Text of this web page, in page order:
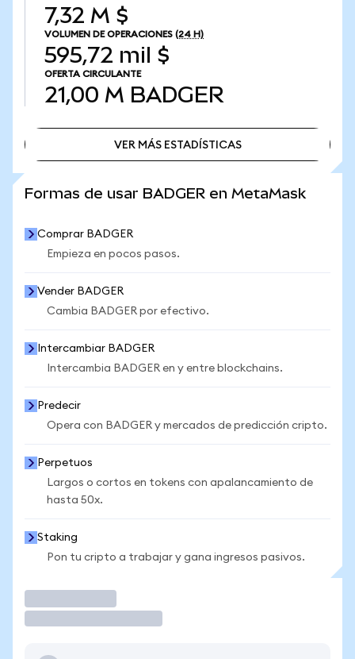
7,32 M $
VOLUMEN DE OPERACIONES (24 H)
595,72 mil $
OFERTA CIRCULANTE
21,00 M BADGER
VER MÁS ESTADÍSTICAS
Formas de usar BADGER en MetaMask
Comprar BADGER
Empieza en pocos pasos.
Vender BADGER
Cambia BADGER por efectivo.
Intercambiar BADGER
Intercambia BADGER en y entre blockchains.
Predecir
Opera con BADGER y mercados de predicción cripto.
Perpetuos
Largos o cortos en tokens con apalancamiento de
hasta 50x.
Staking
Pon tu cripto a trabajar y gana ingresos pasivos.